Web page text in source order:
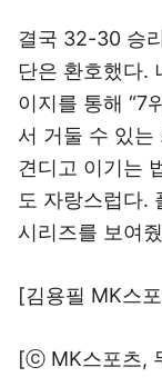
결국 32-30 승
단은 환호했다.
이지를 통해 “7
서 거둘 수 있는
견디고 이기는
도 자랑스럽다.
시리즈를 보여
[김용필 MK스
[ⓒ MK스포츠,